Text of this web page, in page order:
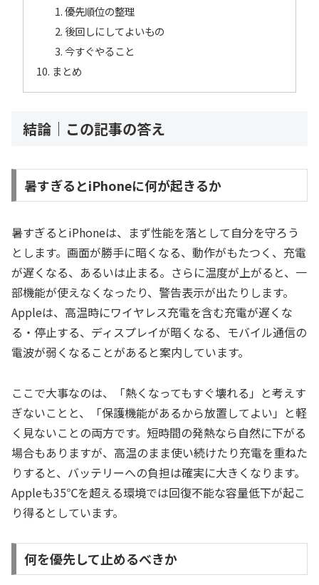
優先順位の整理
後回しにしてよいもの
今すぐやること
まとめ
結論｜この記事の答え
暑すぎるとiPhoneに何が起きるか
暑すぎるとiPhoneは、まず性能を落として自分を守ろう
とします。画面が勝手に暗くなる、動作がもたつく、充電
が遅くなる、あるいは止まる。さらに温度が上がると、一
部機能が使えなくなったり、警告表示が出たりします。
Appleは、高温時にワイヤレス充電を含む充電が遅くな
る・停止する、ディスプレイが暗くなる、モバイル通信の
電波が弱くなることがあると案内しています。
ここで大事なのは、「熱くなってもすぐ壊れる」と考えす
ぎないことと、「保護機能があるから放置してよい」と軽
く見ないことの両方です。短時間の発熱なら自然に下がる
場合もありますが、高温のまま使い続けたり充電を重ねた
りすると、バッテリーへの負担は確実に大きくなります。
Appleも35℃を超える環境では回復不能な容量低下が起こ
り得るとしています。
何を優先して止めるべきか